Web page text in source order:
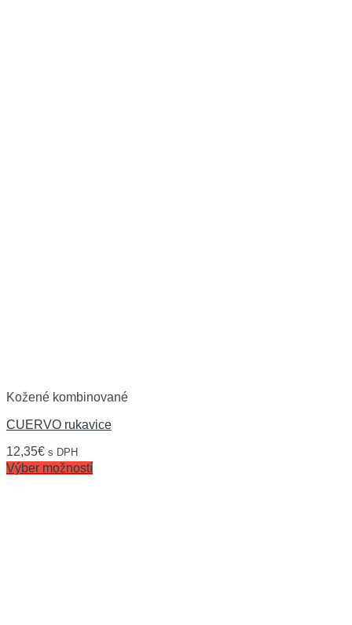
Kožené kombinované
CUERVO rukavice
12,35€ s DPH
Výber možností